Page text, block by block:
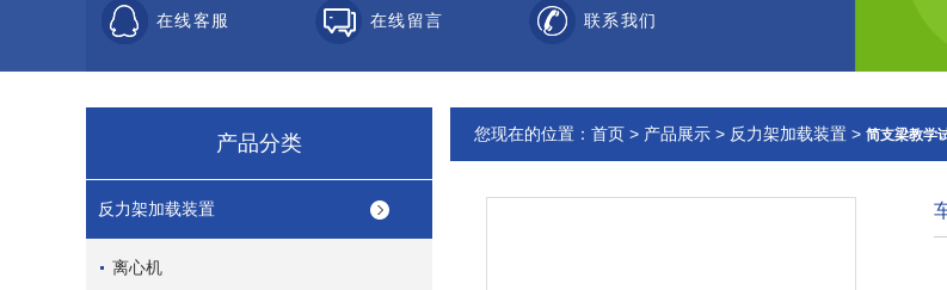
在线客服 在线留言 联系我们
产品分类
反力架加载装置
离心机
您现在的位置： 首页 > 产品展示 > 反力架加载装置 > 简支梁教学